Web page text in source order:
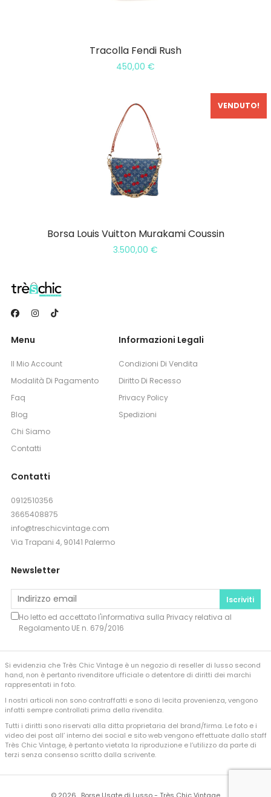
Tracolla Fendi Rush
450,00 €
VENDUTO!
Borsa Louis Vuitton Murakami Coussin
3.500,00 €
Menu
Il Mio Account
Modalità Di Pagamento
Faq
Blog
Chi Siamo
Contatti
Informazioni Legali
Condizioni Di Vendita
Diritto Di Recesso
Privacy Policy
Spedizioni
Contatti
0912510356
3665408875
info@treschicvintage.com
Via Trapani 4, 90141 Palermo
Newsletter
Iscriviti
Ho letto ed accettato l'informativa sulla Privacyrelativa al
Regolamento UE n. 679/2016
Si evidenzia che Très Chic Vintage è un negozio di reseller di lusso second
hand, non è pertanto rivenditore ufficiale o detentore di diritti dei marchi
rappresentati in foto.
I nostri articoli non sono contraffatti e sono di lecita provenienza, vengono
infatti sempre controllati prima della rivendita.
Tutti i diritti sono riservati alla ditta proprietaria del brand/firma. Le foto e i
video dei post all’ interno dei social e sito web vengono effettuate dallo staff
Très Chic Vintage, è pertanto vietata la riproduzione e l’utilizzo da parte di
terzi senza consenso scritto dalla scrivente.